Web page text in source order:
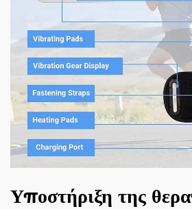
Υποστήριξη της